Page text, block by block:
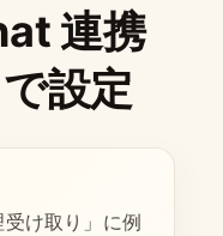
連携
設定
け取り」に例